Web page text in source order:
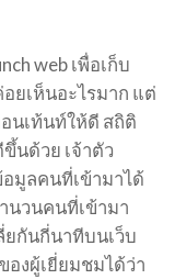
web เพื่อเก็บ
ยเห็นอะไรมาก แต่
นเท้นท์ให้ดี สถิติ
นด้วย เจ้าตัว
มูลคนที่เข้ามาได้
นวนคนที่เข้ามา
ยกันกี่นาทีบนเว็บ
องผู้เยี่ยมชมได้ว่า